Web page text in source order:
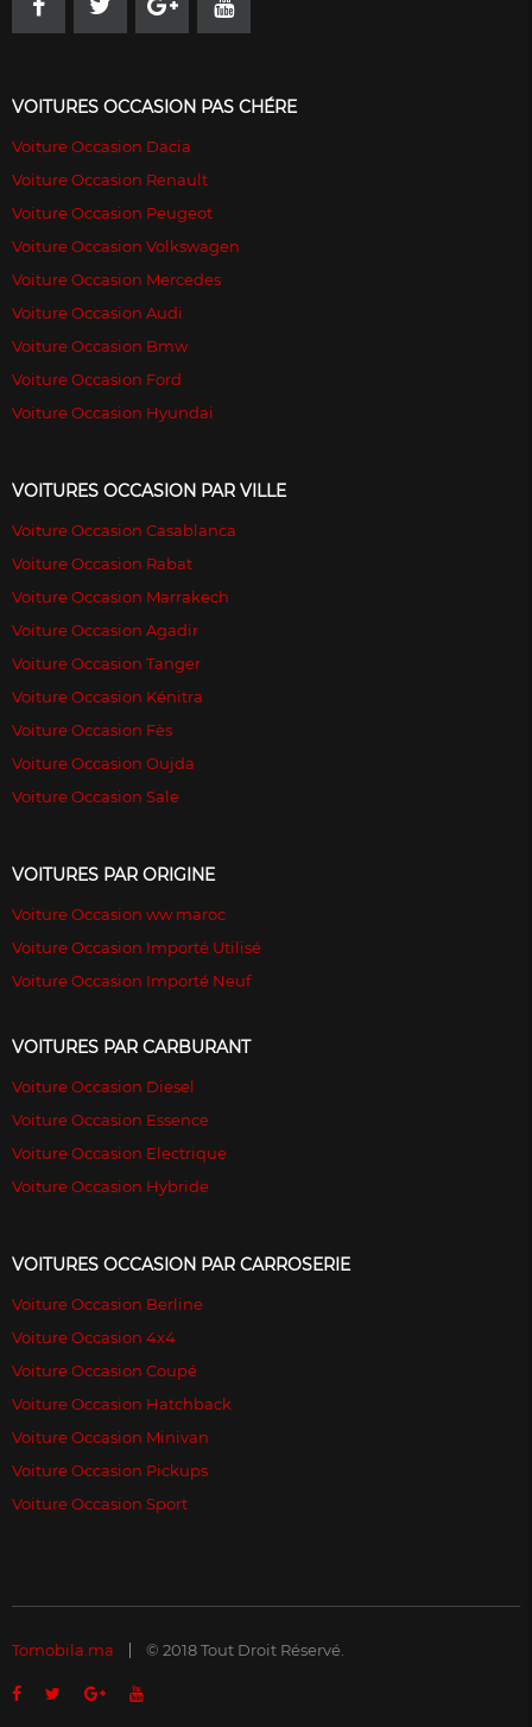
VOITURES OCCASION PAS CHÉRE
Voiture Occasion Dacia
Voiture Occasion Renault
Voiture Occasion Peugeot
Voiture Occasion Volkswagen
Voiture Occasion Mercedes
Voiture Occasion Audi
Voiture Occasion Bmw
Voiture Occasion Ford
Voiture Occasion Hyundai
VOITURES OCCASION PAR VILLE
Voiture Occasion Casablanca
Voiture Occasion Rabat
Voiture Occasion Marrakech
Voiture Occasion Agadir
Voiture Occasion Tanger
Voiture Occasion Kénitra
Voiture Occasion Fès
Voiture Occasion Oujda
Voiture Occasion Sale
VOITURES PAR ORIGINE
Voiture Occasion ww maroc
Voiture Occasion Importé Utilisé
Voiture Occasion Importé Neuf
VOITURES PAR CARBURANT
Voiture Occasion Diesel
Voiture Occasion Essence
Voiture Occasion Electrique
Voiture Occasion Hybride
VOITURES OCCASION PAR CARROSERIE
Voiture Occasion Berline
Voiture Occasion 4x4
Voiture Occasion Coupé
Voiture Occasion Hatchback
Voiture Occasion Minivan
Voiture Occasion Pickups
Voiture Occasion Sport
Tomobila.ma © 2018 Tout Droit Réservé.